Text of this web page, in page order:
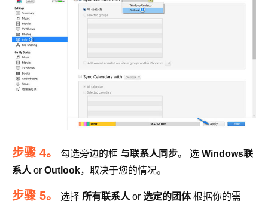
步骤 4。 勾选旁边的框 与联系人同步。 选 Windows联
系人 or Outlook，取决于您的情况。
步骤 5。 选择 所有联系人 or 选定的团体根据你的需